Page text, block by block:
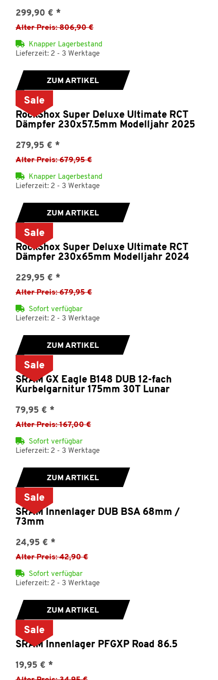
299,90 € *
Alter Preis: 806,90 €
Knapper Lagerbestand
Lieferzeit: 2 - 3 Werktage
ZUM ARTIKEL
Sale
RockShox Super Deluxe Ultimate RCT
Dämpfer 230x57.5mm Modelljahr 2025
279,95 € *
Alter Preis: 679,95 €
Knapper Lagerbestand
Lieferzeit: 2 - 3 Werktage
ZUM ARTIKEL
Sale
RockShox Super Deluxe Ultimate RCT
Dämpfer 230x65mm Modelljahr 2024
229,95 € *
Alter Preis: 679,95 €
Sofort verfügbar
Lieferzeit: 2 - 3 Werktage
ZUM ARTIKEL
Sale
SRAM GX Eagle B148 DUB 12-fach
Kurbelgarnitur 175mm 30T Lunar
79,95 € *
Alter Preis: 167,00 €
Sofort verfügbar
Lieferzeit: 2 - 3 Werktage
ZUM ARTIKEL
Sale
SRAM Innenlager DUB BSA 68mm /
73mm
24,95 € *
Alter Preis: 42,90 €
Sofort verfügbar
Lieferzeit: 2 - 3 Werktage
ZUM ARTIKEL
Sale
SRAM Innenlager PFGXP Road 86.5
19,95 € *